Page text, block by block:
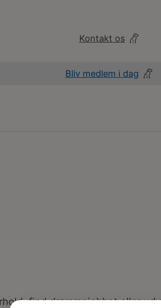
Kontakt os
Bliv medlem i dag
find drømmejobbet eller